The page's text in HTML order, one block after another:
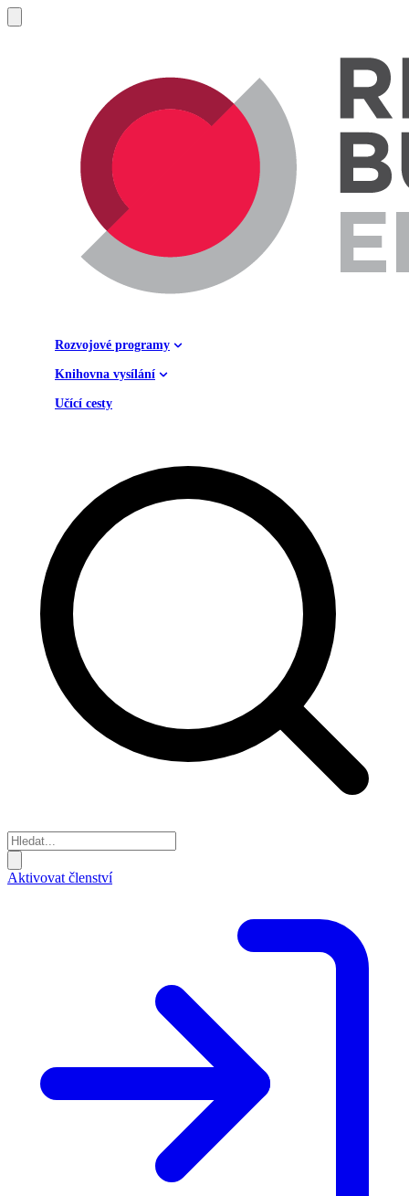
Rozvojové programy
Knihovna vysílání
Učící cesty
Aktivovat členství